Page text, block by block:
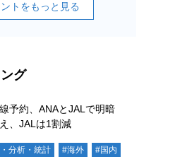
トをもっと見る
グ
予約、ANAとJALで明暗
、JALは1割減
分析・統計 #海外
#国内